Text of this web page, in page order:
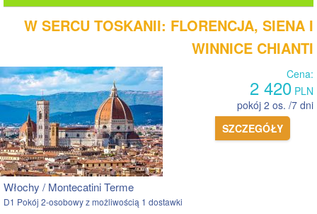
W SERCU TOSKANII: FLORENCJA, SIENA I
WINNICE CHIANTI
Cena:
2 420 PLN
pokój 2 os. /7 dni
SZCZEGÓŁY
Włochy / Montecatini Terme
D1 Pokój 2-osobowy z możliwością 1 dostawki